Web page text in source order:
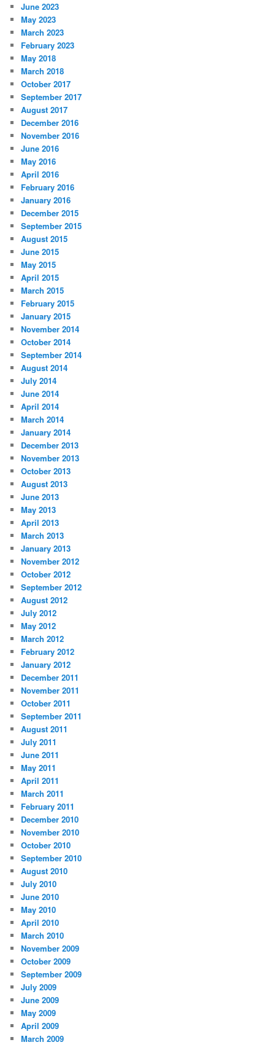
June 2023
May 2023
March 2023
February 2023
May 2018
March 2018
October 2017
September 2017
August 2017
December 2016
November 2016
June 2016
May 2016
April 2016
February 2016
January 2016
December 2015
September 2015
August 2015
June 2015
May 2015
April 2015
March 2015
February 2015
January 2015
November 2014
October 2014
September 2014
August 2014
July 2014
June 2014
April 2014
March 2014
January 2014
December 2013
November 2013
October 2013
August 2013
June 2013
May 2013
April 2013
March 2013
January 2013
November 2012
October 2012
September 2012
August 2012
July 2012
May 2012
March 2012
February 2012
January 2012
December 2011
November 2011
October 2011
September 2011
August 2011
July 2011
June 2011
May 2011
April 2011
March 2011
February 2011
December 2010
November 2010
October 2010
September 2010
August 2010
July 2010
June 2010
May 2010
April 2010
March 2010
November 2009
October 2009
September 2009
July 2009
June 2009
May 2009
April 2009
March 2009